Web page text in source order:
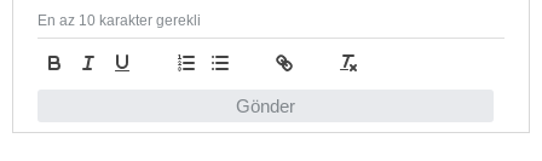
Gönder
En az 10 karakter gerekli